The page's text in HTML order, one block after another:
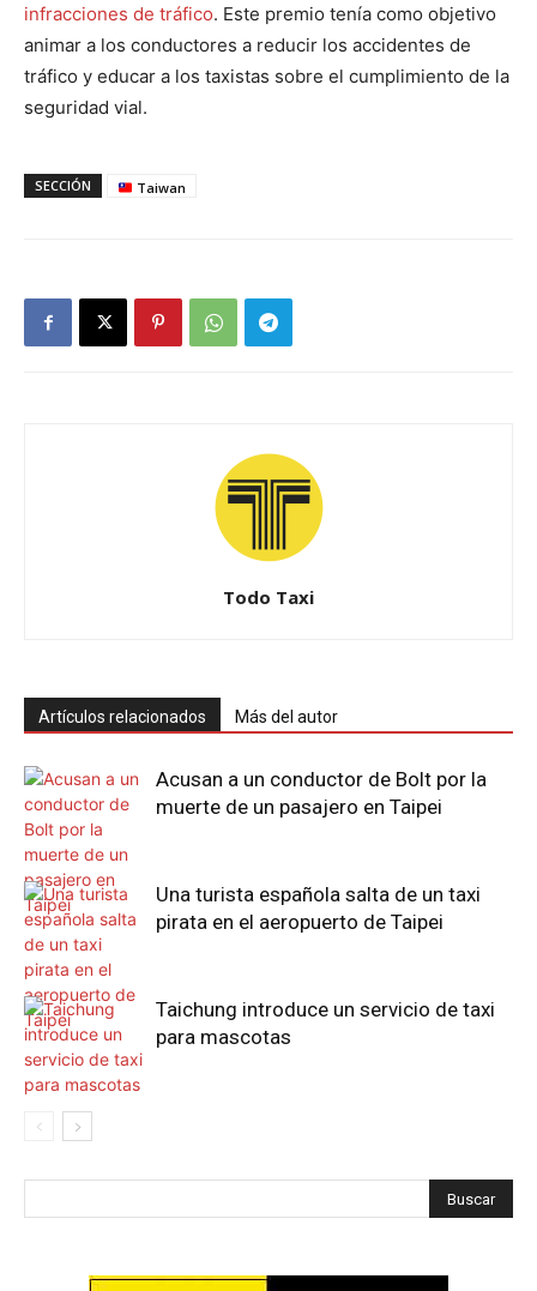
infracciones de tráfico. Este premio tenía como objetivo
animar a los conductores a reducir los accidentes de
tráfico y educar a los taxistas sobre el cumplimiento de la
seguridad vial.
SECCIÓN Taiwan
Todo Taxi
Artículos relacionados Más del autor
Acusan a un conductor de Bolt por la
muerte de un pasajero en Taipei
Una turista española salta de un taxi
pirata en el aeropuerto de Taipei
Taichung introduce un servicio de taxi
para mascotas